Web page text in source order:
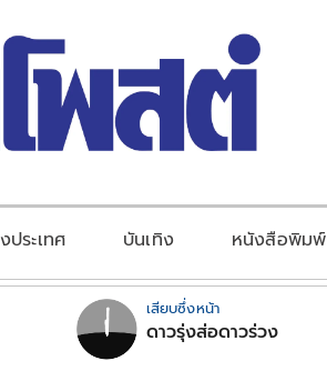
ประเทศ บันเทิง หนังสือพิมพ์
เสียบซึ่งหน้า
ดาวรุ่งส่อดาวร่วง